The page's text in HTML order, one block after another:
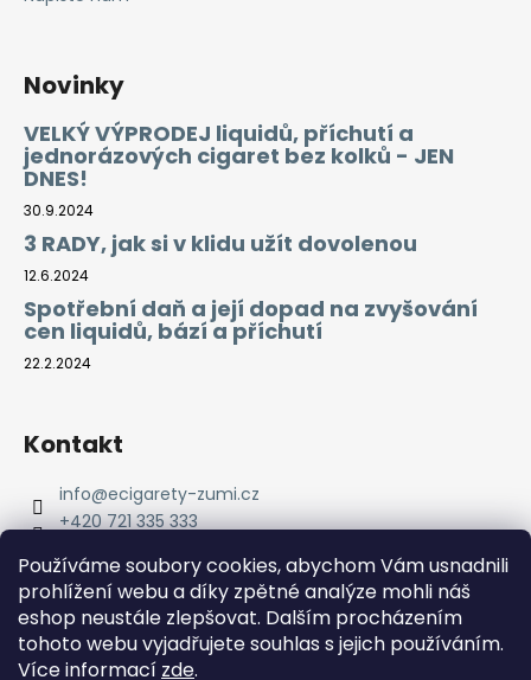
Používáme soubory cookies, abychom Vám usnadnili
prohlížení webu a díky zpětné analýze mohli náš
eshop neustále zlepšovat. Dalším procházením
tohoto webu vyjadřujete souhlas s jejich používáním.
Více informací zde.
Novinky
VELKÝ VÝPRODEJ liquidů, příchutí a
jednorázových cigaret bez kolků - JEN
DNES!
30.9.2024
3 RADY, jak si v klidu užít dovolenou
12.6.2024
Spotřební daň a její dopad na zvyšování
cen liquidů, bází a příchutí
22.2.2024
Kontakt
info@ecigarety-zumi.cz
+420 721 335 333